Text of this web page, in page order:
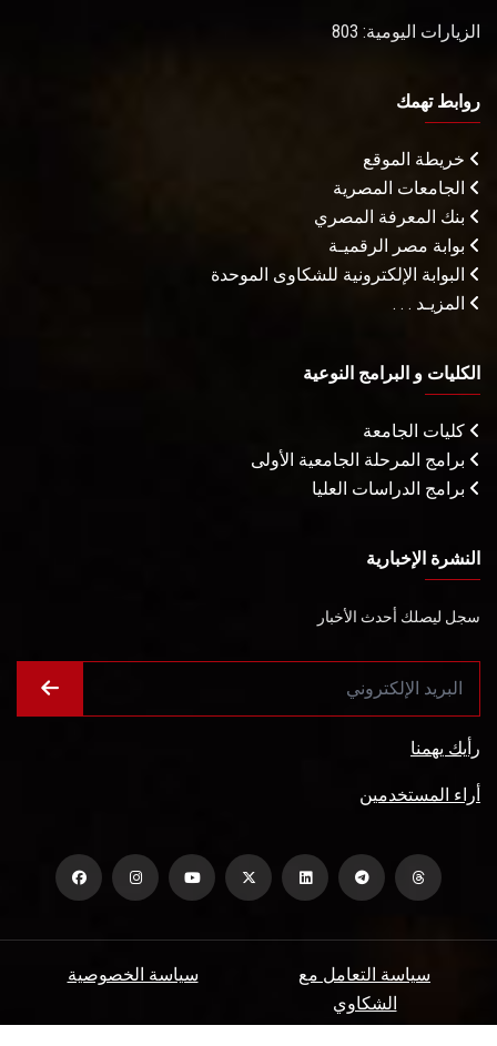
الزيارات اليومية: 803
روابط تهمك
خريطة الموقع
الجامعات المصرية
بنك المعرفة المصري
بوابة مصر الرقميـة
البوابة الإلكترونية للشكاوى الموحدة
المزيـد . . .
الكليات و البرامج النوعية
كليات الجامعة
برامج المرحلة الجامعية الأولى
برامج الدراسات العليا
النشرة الإخبارية
سجل ليصلك أحدث الأخبار
رأيك يهمنا
أراء المستخدمين
سياسة الخصوصية
سياسة التعامل مع
الشكاوي